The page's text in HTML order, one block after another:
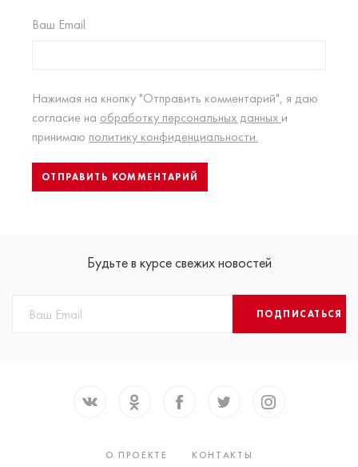
Ваш Email
Нажимая на кнопку "Отправить комментарий", я даю
согласие на обработку персональных данных и
принимаю политику конфиденциальности.
Будьте в курсе свежих новостей
ПОДПИСАТЬСЯ
О ПРОЕКТЕ
КОНТАКТЫ